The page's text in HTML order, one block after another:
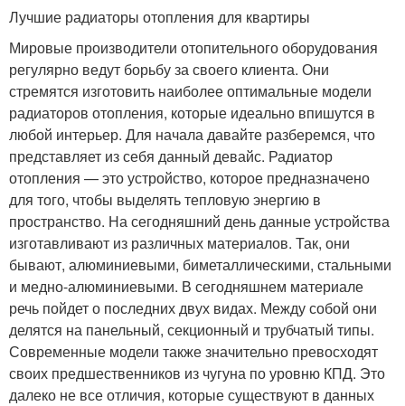
Лучшие радиаторы отопления для квартиры
Мировые производители отопительного оборудования
регулярно ведут борьбу за своего клиента. Они
стремятся изготовить наиболее оптимальные модели
радиаторов отопления, которые идеально впишутся в
любой интерьер. Для начала давайте разберемся, что
представляет из себя данный девайс. Радиатор
отопления — это устройство, которое предназначено
для того, чтобы выделять тепловую энергию в
пространство. На сегодняшний день данные устройства
изготавливают из различных материалов. Так, они
бывают, алюминиевыми, биметаллическими, стальными
и медно-алюминиевыми. В сегодняшнем материале
речь пойдет о последних двух видах. Между собой они
делятся на панельный, секционный и трубчатый типы.
Современные модели также значительно превосходят
своих предшественников из чугуна по уровню КПД. Это
далеко не все отличия, которые существуют в данных